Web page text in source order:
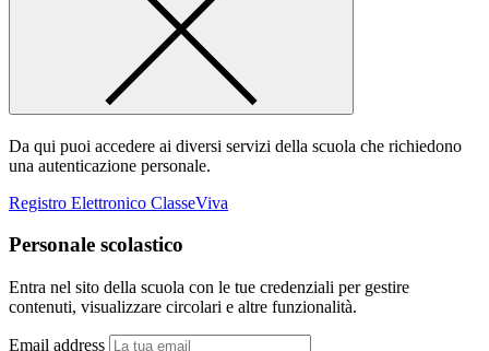
Da qui puoi accedere ai diversi servizi della scuola che richiedono
una autenticazione personale.
Registro Elettronico ClasseViva
Personale scolastico
Entra nel sito della scuola con le tue credenziali per gestire
contenuti, visualizzare circolari e altre funzionalità.
Email address